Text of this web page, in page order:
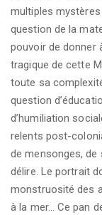
multiples mystères
question de la
pouvoir de donner
tragique de cette
toute sa
question
d’humiliation
relents post-
de mensonges, de
délire. Le portrait
monstruosité des
à la mer… Ce pan